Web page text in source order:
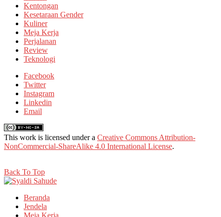
Kentongan
Kesetaraan Gender
Kuliner
Meja Kerja
Perjalanan
Review
Teknologi
Facebook
Twitter
Instagram
Linkedin
Email
This work is licensed under a Creative Commons Attribution-
NonCommercial-ShareAlike 4.0 International License.
Back To Top
Beranda
Jendela
Meja Kerja